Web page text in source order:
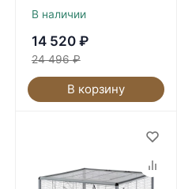
В наличии
14 520 ₽
24 496 ₽
В корзину